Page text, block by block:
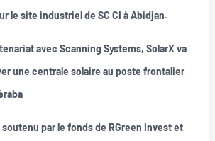
le site industriel de SC CI à Abidjan.
avec Scanning Systems, SolarX va
une centrale solaire au poste frontalier
soutenu par le fonds de RGreen Invest et